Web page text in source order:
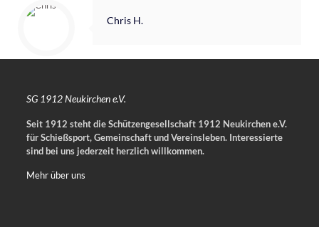
Chris H.
SG 1912 Neukirchen e.V.
Seit 1912 steht die Schützengesellschaft 1912 Neukirchen e.V.
für Schießsport, Gemeinschaft und Vereinsleben. Interessierte
sind bei uns jederzeit herzlich willkommen.
Mehr über uns